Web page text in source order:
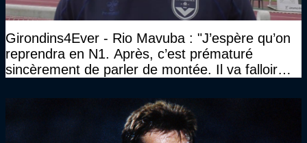
Girondins4Ever - Rio Mavuba : "J’espère qu’on
reprendra en N1. Après, c’est prématuré
sincèrement de parler de montée. Il va falloir